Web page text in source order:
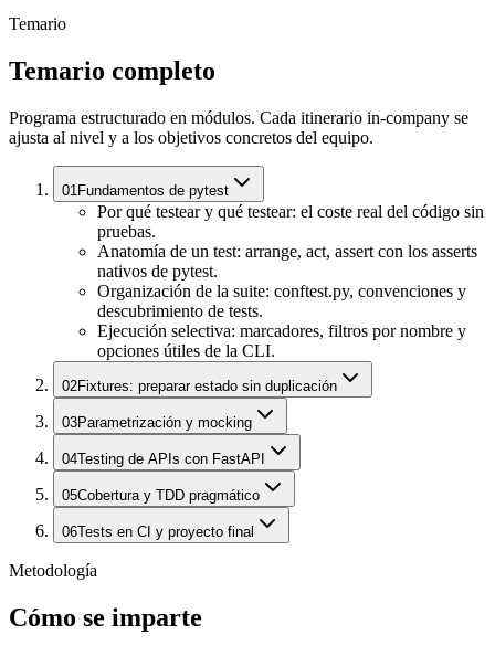
Temario
Temario completo
Programa estructurado en módulos. Cada itinerario in-company se
ajusta al nivel y a los objetivos concretos del equipo.
01Fundamentos de pytest
Por qué testear y qué testear: el coste real del código sin
pruebas.
Anatomía de un test: arrange, act, assert con los asserts
nativos de pytest.
Organización de la suite: conftest.py, convenciones y
descubrimiento de tests.
Ejecución selectiva: marcadores, filtros por nombre y
opciones útiles de la CLI.
02Fixtures: preparar estado sin duplicación
03Parametrización y mocking
04Testing de APIs con FastAPI
05Cobertura y TDD pragmático
06Tests en CI y proyecto final
Metodología
Cómo se imparte